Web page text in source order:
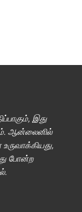
இது
ஆன்லைனில்
போன்ற